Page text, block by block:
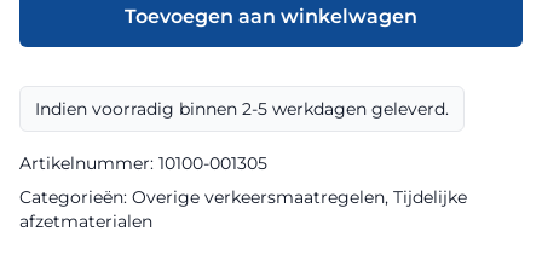
III
aantal
Toevoegen aan winkelwagen
Indien voorradig binnen 2-5 werkdagen geleverd.
Artikelnummer: 10100-001305
Categorieën: Overige verkeersmaatregelen, Tijdelijke
afzetmaterialen